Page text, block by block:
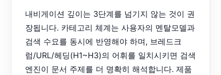
내비게이션 깊이는 3단계를 넘기지 않는 것이 권
장됩니다. 카테고리 체계는 사용자의 멘탈모델과
검색 수요를 동시에 반영해야 하며, 브레드크
럼/URL/헤딩(H1~H3)의 어휘를 일치시키면 검색
엔진이 문서 주제를 더 명확히 해석합니다. 제품